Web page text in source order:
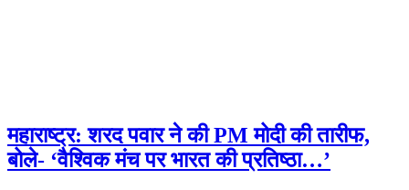
महाराष्ट्र: शरद पवार ने की PM मोदी की तारीफ,
बोले- ‘वैश्विक मंच पर भारत की प्रतिष्ठा…’